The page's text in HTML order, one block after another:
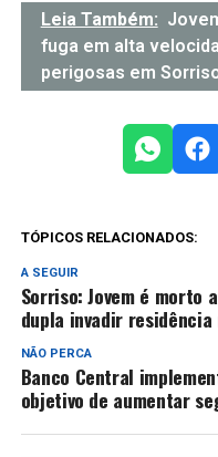
Leia Também:
fuga em alta
perigosas em
TÓPICOS RELACIONADOS:
A SEGUIR
Sorriso: Jovem é
dupla invadir residência
NÃO PERCA
Banco Central
objetivo de aumentar